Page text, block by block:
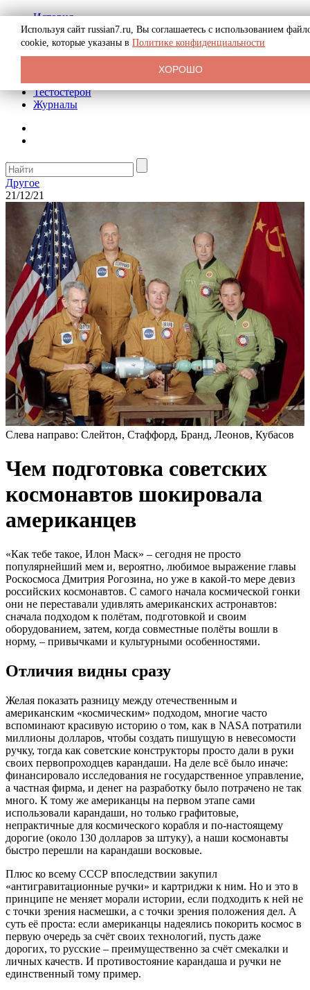
История
Биография
Криминал
Реклама на сайте
Тестостерон
Журналы
Другое
21/12/21
Слева направо: Слейтон, Стаффорд, Бранд, Леонов, Кубасов
Чем подготовка советских
космонавтов шокировала
американцев
«Как тебе такое, Илон Маск» – сегодня не просто
популярнейший мем и, вероятно, любимое выражение главы
Роскосмоса Дмитрия Рогозина, но уже в какой-то мере девиз
российских космонавтов. С самого начала космической гонки
они не переставали удивлять американских астронавтов:
сначала подходом к полётам, подготовкой и своим
оборудованием, затем, когда совместные полёты вошли в
норму, – привычками и культурными особенностями.
Отличия видны сразу
Желая показать разницу между отечественным и
американским «космическим» подходом, многие часто
вспоминают красивую историю о том, как в NASA потратили
миллионы долларов, чтобы создать пишущую в невесомости
ручку, тогда как советские конструкторы просто дали в руки
своих первопроходцев карандаши. На деле всё было иначе:
финансировало исследования не государственное управление,
а частная фирма, и денег на разработку было потрачено не так
много. К тому же американцы на первом этапе сами
использовали карандаши, но только графитовые,
непрактичные для космического корабля и по-настоящему
дорогие (около 130 долларов за штуку), а наши космонавты
быстро перешли на карандаши восковые.
Плюс ко всему СССР впоследствии закупил
«антигравитационные ручки» и картриджи к ним. Но и это в
принципе не меняет морали истории, если подходить к ней не
с точки зрения насмешки, а с точки зрения положения дел. А
суть её проста: если американцы надеялись покорить космос в
первую очередь за счёт своих технологий, пусть даже
дорогих, то русские – преимущественно за счёт смекалки и
личных качеств. И противостояние карандаша и ручки не
единственный тому пример.
Используя сайт russian7.ru, Вы соглашаетесь с использованием
cookie, которые указаны в Политике конфиденциальности
ХОРОШО